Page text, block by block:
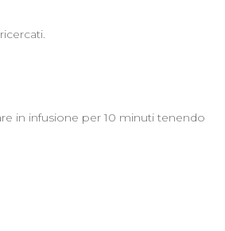
in infusione per 10 minuti tenendo